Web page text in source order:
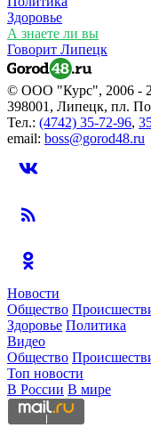
Здоровье
А знаете ли вы
Говорит Липецк
© ООО "Курс", 2006 -
398001, Липецк, пл.
Тел.: (4742) 35-72-96,
email: boss@gorod48.ru
Новости
Общество
Здоровье Политика
Видео
Общество
Топ новости
В России В мире